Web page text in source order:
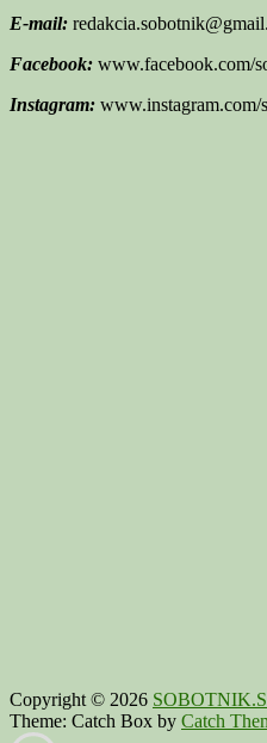
E-mail:
Facebook: www.facebook.com/
Instagram: www.instagram.com/
Copyright © 2026
Theme: Catch Box by Catch